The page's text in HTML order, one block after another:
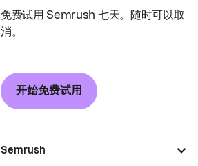
免费试用 Semrush 七天。随时可以取
消。
开始免费试用
Semrush